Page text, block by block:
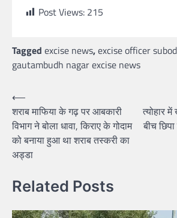
Post Views: 215
Tagged excise news,excise officer
gautambudh nagar excise news
⟵
शराब माफिया के गढ़ पर आबकारी
विभाग ने बोला धावा, किराए के गोदाम
को बनाया हुआ था शराब तस्करी का
अड्डा
त्योहार
बीच
Related Posts